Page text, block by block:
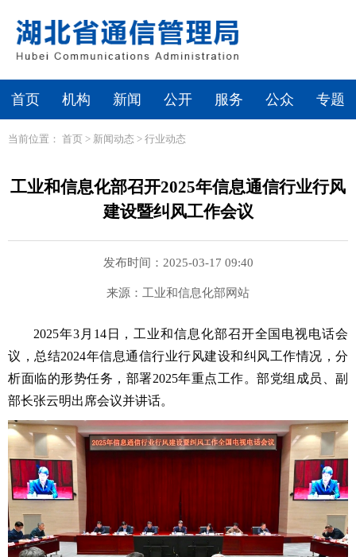
首页 机构 新闻 公开 服务 公众 专题
当前位置： 首页 > 新闻动态 > 行业动态
工业和信息化部召开2025年信息通信行业行风
建设暨纠风工作会议
发布时间：2025-03-17 09:40
来源：工业和信息化部网站
2025年3月14日，工业和信息化部召开全国电视电话会
议，总结2024年信息通信行业行风建设和纠风工作情况，分
析面临的形势任务，部署2025年重点工作。部党组成员、副
部长张云明出席会议并讲话。